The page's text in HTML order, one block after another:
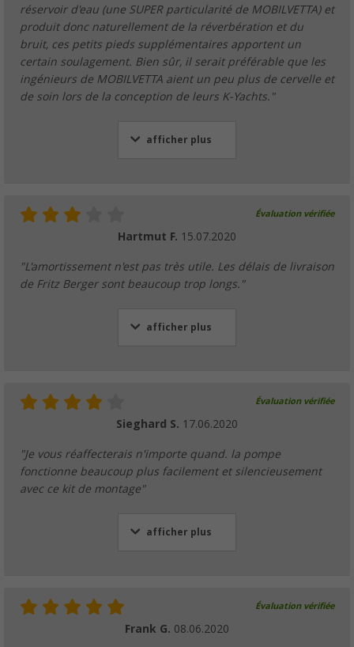
réservoir d'eau (une SUPER particularité de MOBILVETTA) et
produit donc naturellement de la réverbération et du
bruit, ces petits pieds supplémentaires apportent un
certain soulagement. Bien sûr, il serait préférable que les
ingénieurs de MOBILVETTA aient un peu plus de cervelle et
de soin lors de la conception de leurs K-Yachts."
afficher plus
Évaluation vérifiée
Hartmut F. 15.07.2020
"L'amortissement n'est pas très utile. Les délais de livraison
de Fritz Berger sont beaucoup trop longs."
afficher plus
Évaluation vérifiée
Sieghard S. 17.06.2020
"Je vous réaffecterais n'importe quand. la pompe
fonctionne beaucoup plus facilement et silencieusement
avec ce kit de montage"
afficher plus
Évaluation vérifiée
Frank G. 08.06.2020